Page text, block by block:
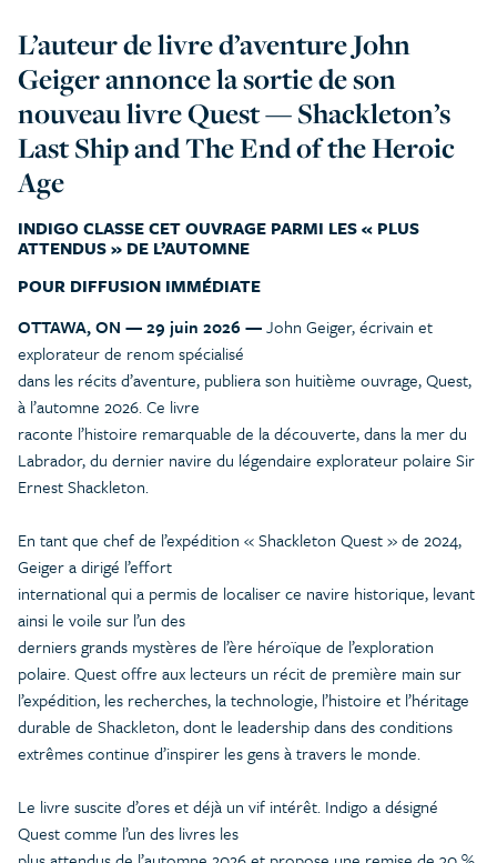
L’auteur de livre d’aventure John
Geiger annonce la sortie de son
nouveau livre Quest — Shackleton’s
Last Ship and The End of the Heroic
Age
INDIGO CLASSE CET OUVRAGE PARMI LES « PLUS
ATTENDUS » DE L’AUTOMNE
POUR DIFFUSION IMMÉDIATE
OTTAWA, ON — 29 juin 2026 —John Geiger, écrivain et
explorateur de renom spécialisé
dans les récits d’aventure, publiera son huitième ouvrage, Quest,
à l’automne 2026. Ce livre
raconte l’histoire remarquable de la découverte, dans la mer du
Labrador, du dernier navire du légendaire explorateur polaire Sir
Ernest Shackleton.
En tant que chef de l’expédition « Shackleton Quest » de 2024,
Geiger a dirigé l’effort
international qui a permis de localiser ce navire historique, levant
ainsi le voile sur l’un des
derniers grands mystères de l’ère héroïque de l’exploration
polaire. Quest offre aux lecteurs un récit de première main sur
l’expédition, les recherches, la technologie, l’histoire et l’héritage
durable de Shackleton, dont le leadership dans des conditions
extrêmes continue d’inspirer les gens à travers le monde.
Le livre suscite d’ores et déjà un vif intérêt. Indigo a désigné
Quest comme l’un des livres les